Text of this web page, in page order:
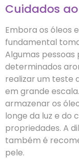
Cuidados
Embora os óleos
fundamental
Algumas pessoas
determinados
realizar um teste
em grande
armazenar os
longe da luz e do
propriedades. A
também é
pele.